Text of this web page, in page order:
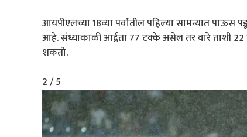
आयपीएलच्या 18व्या पर्वातील पहिल्या सामन्यात
आहे. संध्याकाळी आर्द्रता 77 टक्के असेल तर वारे ताशी
शकतो.
2 / 5